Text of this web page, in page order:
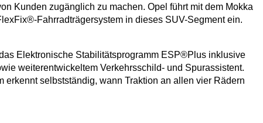
Kunden zugänglich zu machen. Opel führt mit dem Mokka
Fahrradträgersystem in dieses SUV-Segment ein.
Elektronische Stabilitätsprogramm ESP®Plus inklusive
weiterentwickeltem Verkehrsschild- und Spurassistent.
erkennt selbstständig, wann Traktion an allen vier Rädern